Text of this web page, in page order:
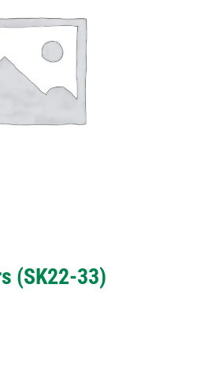
(SK22-33)